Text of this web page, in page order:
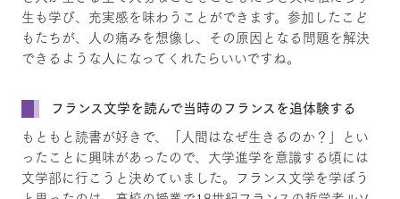
生も学び、充実感を味わうことができます。参加したこど
もたちが、人の痛みを想像し、その原因となる問題を解決
できるような人になってくれたらいいですね。
フランス文学を読んで当時のフランスを追体験する
もともと読書が好きで、「人間はなぜ生きるのか？」とい
ったことに興味があったので、大学進学を意識する頃には
文学部に行こうと決めていました。フランス文学を学ぼう